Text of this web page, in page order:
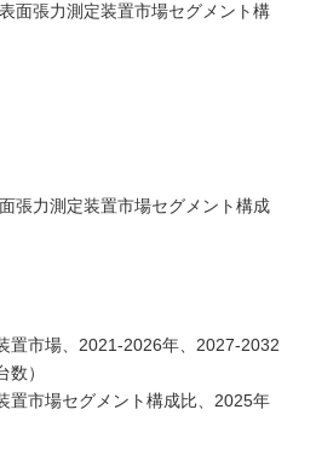
面張力測定装置市場セグメント構
張力測定装置市場セグメント構成
置市場、2021-2026年、2027-2032
）
置市場セグメント構成比、2025年